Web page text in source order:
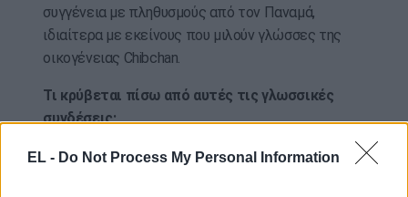
EL - Do Not Process My Personal Information
συγγένεια με πληθυσμούς από τον Παναμά,
ιδιαίτερα με εκείνους που μιλούν γλώσσες της
οικογένειας Chibchan.
Τι κρύβεται πίσω από αυτές τις γλωσσικές
συνδέσεις;
Η οικογένεια γλωσσών Chibchan ομιλείται σήμερα